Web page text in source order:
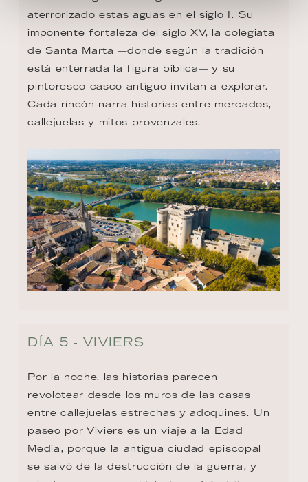
aterrorizado estas aguas en el siglo I. Su
imponente fortaleza del siglo XV, la colegiata
de Santa Marta —donde según la tradición
está enterrada la figura bíblica— y su
pintoresco casco antiguo invitan a explorar.
Cada rincón narra historias entre mercados,
callejuelas y mitos provenzales.
DÍA 5 - VIVIERS
Por la noche, las historias parecen
revolotear desde los muros de las casas
entre callejuelas estrechas y adoquines. Un
paseo por Viviers es un viaje a la Edad
Media, porque la antigua ciudad episcopal
se salvó de la destrucción de la guerra, y